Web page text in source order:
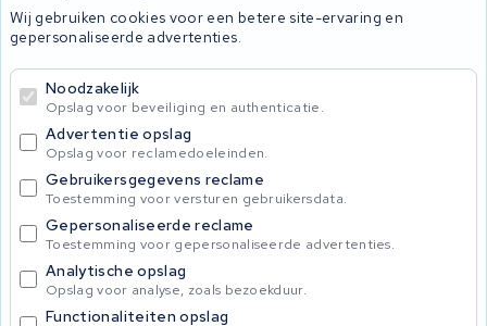
Wij gebruiken cookies voor een betere site-ervaring en
gepersonaliseerde advertenties.
Noodzakelijk
Opslag voor beveiliging en authenticatie.
Advertentie opslag
Opslag voor reclamedoeleinden.
Gebruikersgegevens reclame
Toestemming voor versturen gebruikersdata.
Gepersonaliseerde reclame
Toestemming voor gepersonaliseerde advertenties.
Analytische opslag
Opslag voor analyse, zoals bezoekduur.
Functionaliteiten opslag
Privacy Policy